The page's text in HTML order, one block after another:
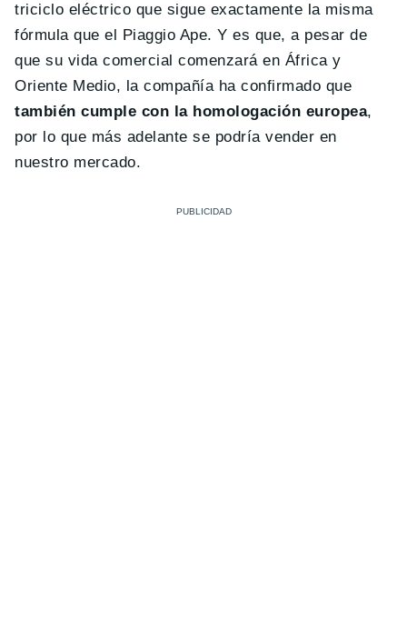
triciclo eléctrico que sigue exactamente la misma
fórmula que el Piaggio Ape. Y es que, a pesar de
que su vida comercial comenzará en África y
Oriente Medio, la compañía ha confirmado que
también cumple con la homologación europea,
por lo que más adelante se podría vender en
nuestro mercado.